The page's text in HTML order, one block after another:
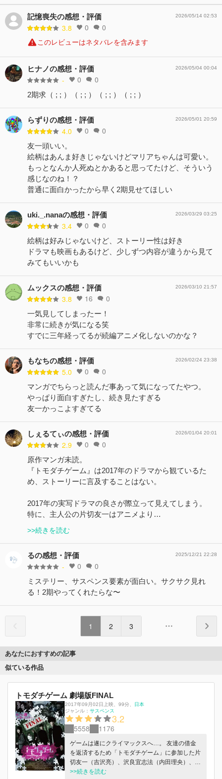
記憶喪失の感想・評価
3.8 0 0
2026/05/14 02:53
このレビューはネタバレを含みます
ヒナノの感想・評価
- 0 0
2026/05/04 00:04
2期求（ ; ; ）（ ; ; ）（ ; ; ）（ ; ; ）
らずりの感想・評価
4.0 0 0
2026/05/01 20:59
友一頭いい。
絵柄はあんま好きじゃないけどマリアちゃんは可愛い。
もっとなんか人死ぬとかあると思ってたけど、そういう
感じなのね！？
普通に面白かったから早く2期見せてほしい
uki._.nanaの感想・評価
3.4 0 0
2026/03/29 03:25
絵柄は好みじゃないけど、ストーリー性は好き
ドラマも映画もあるけど、少しずつ内容が違うから見て
みてもいいかも
ムックスの感想・評価
3.8 16 0
2026/03/10 21:57
一気見してしまったー！
非常に続きが気になる笑
すでに三年経ってるが続編アニメ化しないのかな？
もなちの感想・評価
5.0 0 0
2026/02/24 23:38
マンガでちらっと読んだ事あって気になってたやつ。
やっぱり面白すぎたし、続き見たすぎる
友一かっこよすぎてる
しぇるてぃの感想・評価
2.9 0 0
2026/01/04 20:01
原作マンガ未読。
『トモダチゲーム』は2017年のドラマから観ているた
め、ストーリーに言及することはない。
2017年の実写ドラマの良さが際立って見えてしまう。
特に、主人公の片切友一はアニメより…
>>続きを読む
るの感想・評価
- 0 0
2025/12/21 22:28
ミステリー、サスペンス要素が面白い。サクサク見れ
る！2期やってくれたらな〜
1 2 3
あなたにおすすめの記事
似ている作品
トモダチゲーム 劇場版FINAL
2017年09月02日上映、 99分、 日本
ジャンル： サスペンス
3.2
5558 1176
ゲームは遂にクライマックスへ…。 友達の借金
を返済するため「トモダチゲーム」に参加した片
切友一（吉沢亮）、沢良宜志法（内田理央）、美
笠天智（山田裕貴）、四部誠（大倉士門）、心木
>>続きを読む